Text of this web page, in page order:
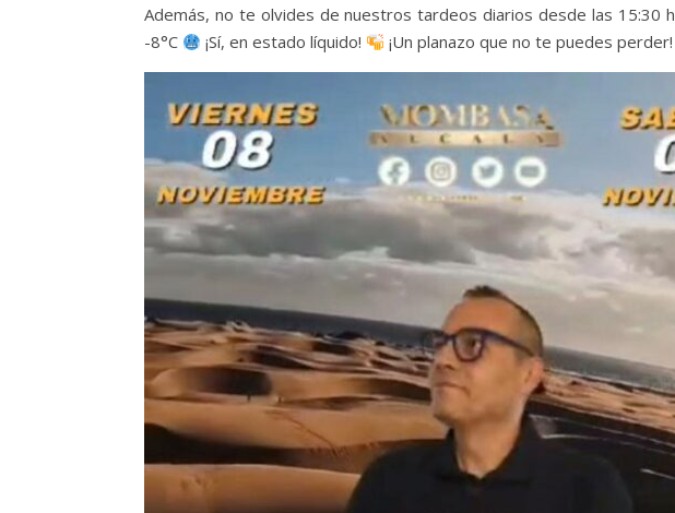
Además, no te olvides de nuestros tardeos diarios desde las 15:30 h
-8°C
¡Sí, en estado líquido! ¡Un planazo que no te puedes perder!